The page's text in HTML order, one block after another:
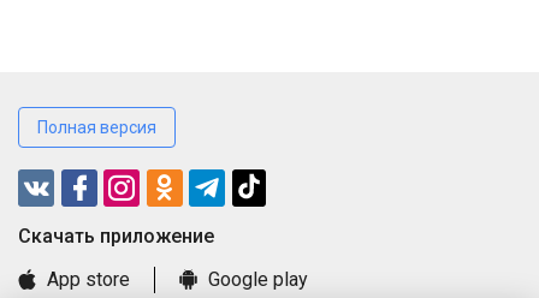
Полная версия
Cкачать приложение
App store
Google play